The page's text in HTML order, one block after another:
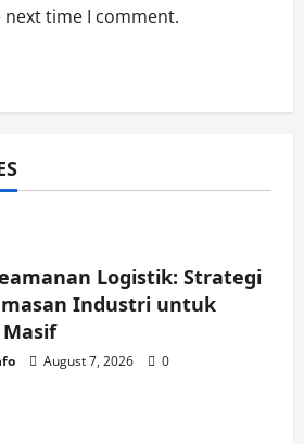
time I comment.
Logistik: Strategi
Industri untuk
August 7, 2026 0